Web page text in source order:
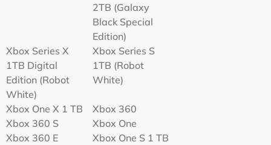
2TB (Galaxy
Black Special
Edition)
Xbox Series X
1TB Digital
Edition (Robot
White)
Xbox Series S
1TB (Robot
White)
Xbox One X 1 TB
Xbox 360
Xbox 360 S
Xbox One
Xbox 360 E
Xbox One S 1 TB